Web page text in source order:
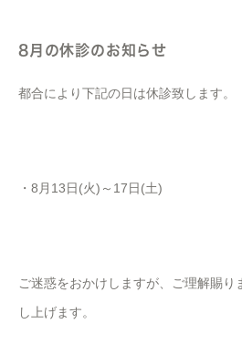
8月の休診のお知らせ
都合により下記の日は休診致します。
・8月13日(火)～17日(土)
ご迷惑をおかけしますが、ご理解賜り
し上げます。